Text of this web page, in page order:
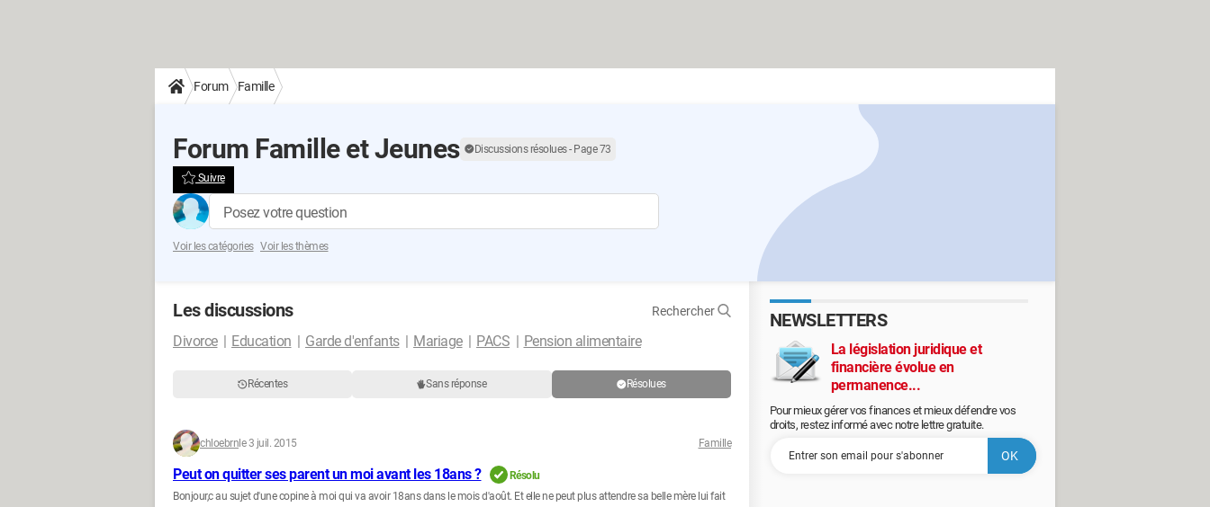
Forum Famille
Forum Famille et Jeunes Discussions résolues - Page 73
Suivre
Posez votre question
Voir les catégories Voir les thèmes
Les discussions Rechercher
Divorce Education Garde d'enfants Mariage PACS Pension alimentaire
Récentes Sans réponse Résolues
chloebrn le 3 juil. 2015 Famille
Peut on quitter ses parent un moi avant les 18ans ?
Résolu
Bonjour,c au sujet d'une copine à moi qui va avoir 18ans dans le mois d'août. Et elle ne peut plus attendre sa belle mère lui fait
NEWSLETTERS
La législation juridique et
financière évolue en
permanence...
Pour mieux gérer vos finances et mieux défendre vos
droits, restez informé avec notre lettre gratuite.